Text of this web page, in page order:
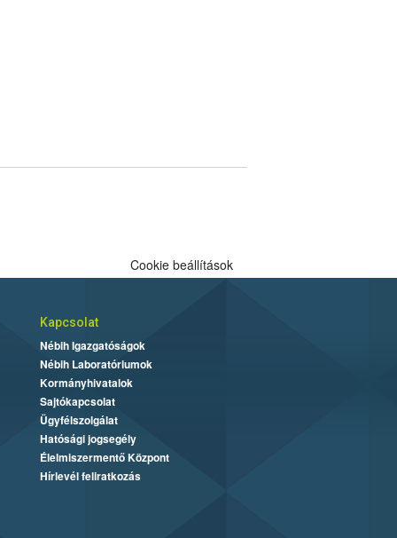
Cookie beállítások
Kapcsolat
Nébih Igazgatóságok
Nébih Laboratóriumok
Kormányhivatalok
Sajtókapcsolat
Ügyfélszolgálat
Hatósági jogsegély
Élelmiszermentő Központ
Hírlevél feliratkozás